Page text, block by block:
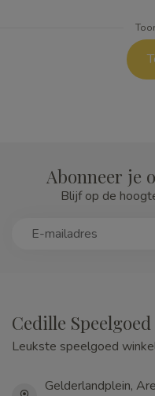
Abonneer je
Blijf op de
Cedille Speelgoed
Leukste speelgoed
Gelderlandplein,